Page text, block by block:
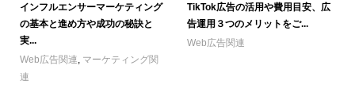
インフルエンサーマーケティング
の基本と進め方や成功の秘訣と
実...
Web広告関連, マーケティング関
連
TikTok広告の活用や費用目安、広
告運用３つのメリットをご...
Web広告関連